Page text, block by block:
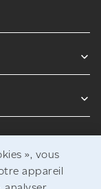
», vous
appareil